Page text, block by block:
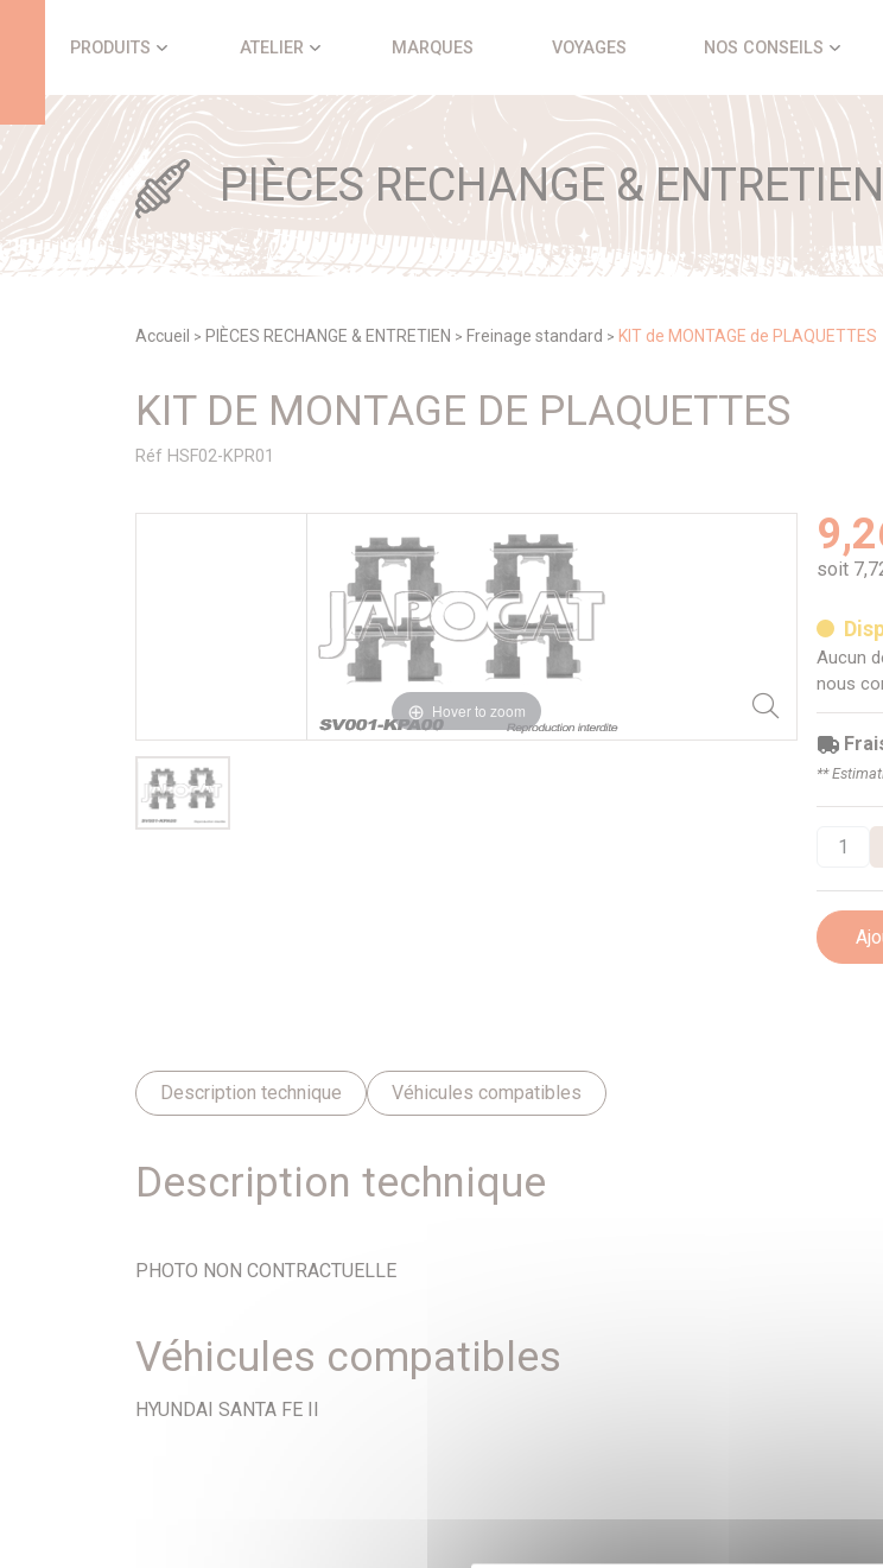
PRODUITS ATELIER MARQUES VOYAGES NOS CONSEILS
PIÈCES RECHANGE & ENTRETIEN
Accueil > PIÈCES RECHANGE & ENTRETIEN > Freinage standard > KIT de MONTAGE de PLAQUETTES
KIT DE MONTAGE DE PLAQUETTES
Réf HSF02-KPR01
Hover to zoom
soit
Aucun
nous
**
Description technique Véhicules compatibles
Description technique
PHOTO NON CONTRACTUELLE
Véhicules compatibles
HYUNDAI SANTA FE II